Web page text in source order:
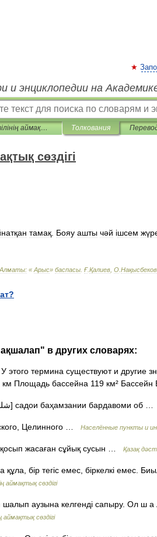
и энциклопедии на
Қазақ тілінің аймақтық сөздігі Толкования
сөздігі
тамақ Бояу ашты чәй ішсем
Алматы: « Арыс» баспасы Ғ.Қалиев О Нақысбеков
в других словарях:
этого термина существуют и другие
км Площадь бассейна 119 км²
— [شلپ شلپ] садои баҳамзании бардавоми об …
Целинного … Населённые пункты и
жасаған сұйық сусын … Қазақ
бір тегіс емес, біркелкі емес.
аймақтық сөздігі
шалып аузына келгенді сапыру. Ол ш
аймақтық сөздігі